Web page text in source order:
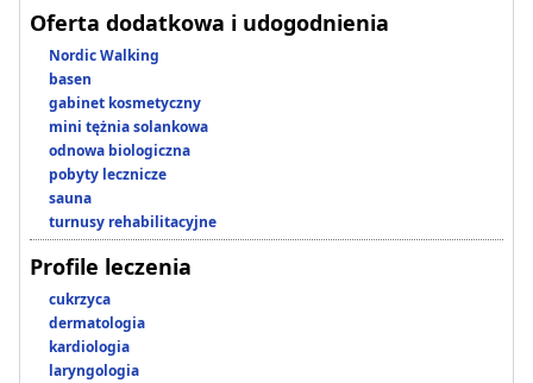
Oferta dodatkowa i udogodnienia
Nordic Walking
basen
gabinet kosmetyczny
mini tężnia solankowa
odnowa biologiczna
pobyty lecznicze
sauna
turnusy rehabilitacyjne
Profile leczenia
cukrzyca
dermatologia
kardiologia
laryngologia